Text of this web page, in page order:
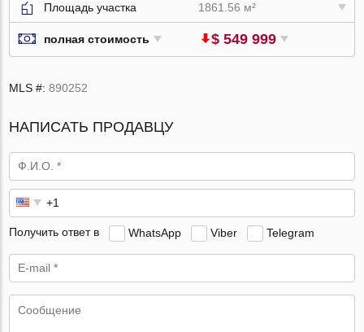
Площадь участка
1861.56 м²
полная стоимость $ 549 999
MLS #:890252
НАПИСАТЬ ПРОДАВЦУ
Получить ответ в WhatsApp Viber Telegram